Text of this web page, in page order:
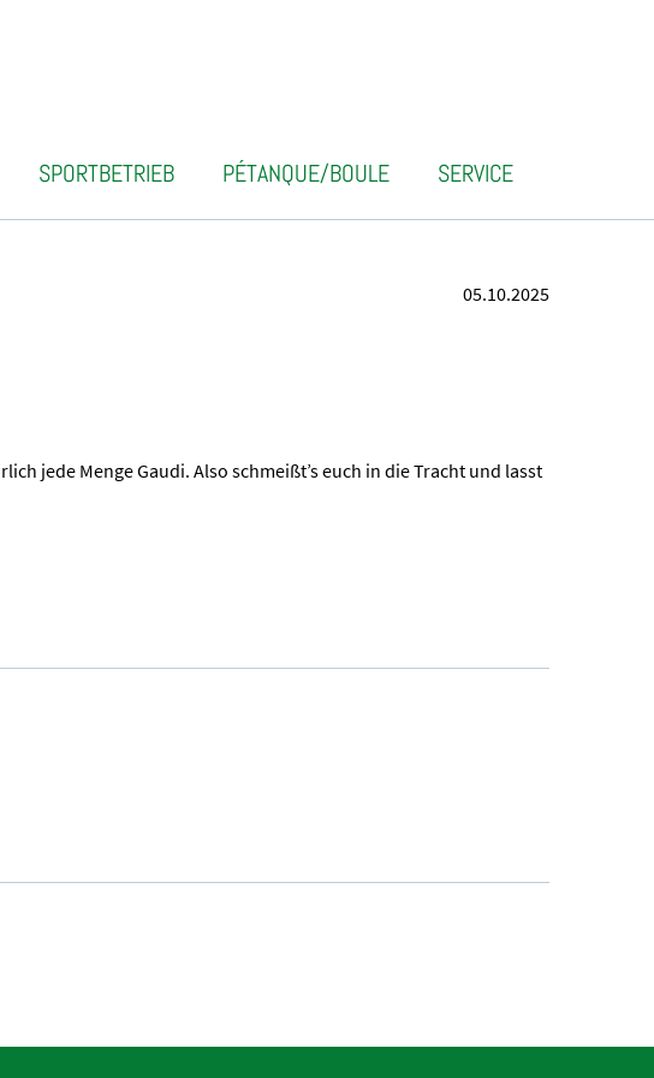
SPORTBETRIEB PÉTANQUE/BOULE SERVICE
05.10.2025
jede Menge Gaudi. Also schmeißt’s euch in die Tracht und lasst